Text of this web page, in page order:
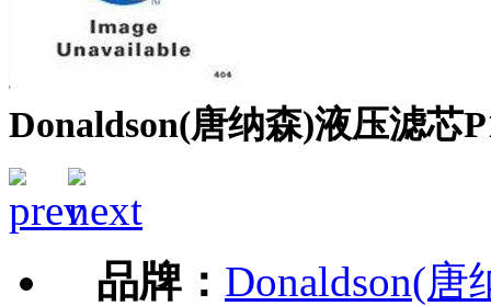
Donaldson(唐纳森)液压滤芯
品牌： Donaldson(唐